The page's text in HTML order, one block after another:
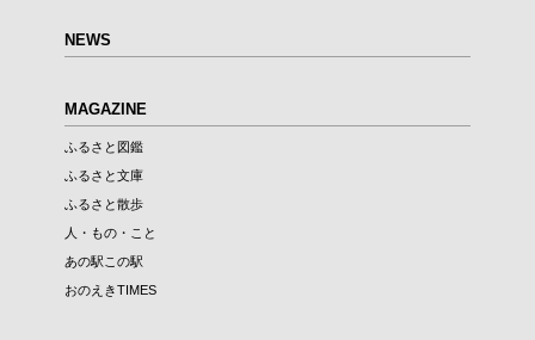
NEWS
MAGAZINE
ふるさと図鑑
ふるさと文庫
ふるさと散歩
人・もの・こと
あの駅この駅
おのえきTIMES